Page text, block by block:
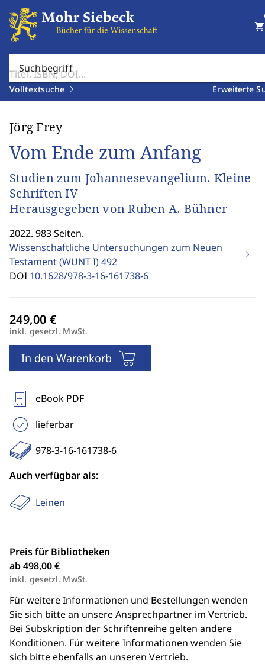
Suchbegriff
Volltextsuche Erweiterte
shopping_cart
Jörg Frey
Vom Ende zum Anfang
Studien zum Johannesevangelium. Kleine
Schriften IV
Herausgegeben von Ruben A. Bühner
2022. 983 Seiten.
Wissenschaftliche Untersuchungen zum Neuen
Testament (WUNT I)492
DOI 10.1628/978-3-16-161738-6
inkl. gesetzl. MwSt.
In den Warenkorb
eBook PDF
lieferbar
978-3-16-161738-6
Auch verfügbar als:
Leinen
Preis für Bibliotheken
ab 498,00 €
inkl. gesetzl. MwSt.
Für weitere Informationen und Bestellungen wenden
Sie sich bitte an unsere Ansprechpartner im Vertrieb.
Bei Subskription der Schriftenreihe gelten andere
Konditionen. Für weitere Informationen wenden Sie
sich bitte ebenfalls an unseren Vertrieb.